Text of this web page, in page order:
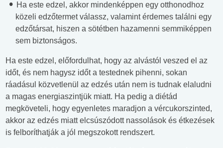
Ha este edzel, akkor mindenképpen egy otthonodhoz
közeli edzőtermet válassz, valamint érdemes találni egy
edzőtársat, hiszen a sötétben hazamenni semmiképpen
sem biztonságos.
Ha este edzel, előfordulhat, hogy az alvástól veszed el az
időt, és nem hagysz időt a testednek pihenni, sokan
ráadásul közvetlenül az edzés után nem is tudnak elaludni
a magas energiaszintjük miatt. Ha pedig a diétád
megköveteli, hogy egyenletes maradjon a vércukorszinted,
akkor az edzés miatt elcsúszódott nassolások és étkezések
is felboríthatják a jól megszokott rendszert.